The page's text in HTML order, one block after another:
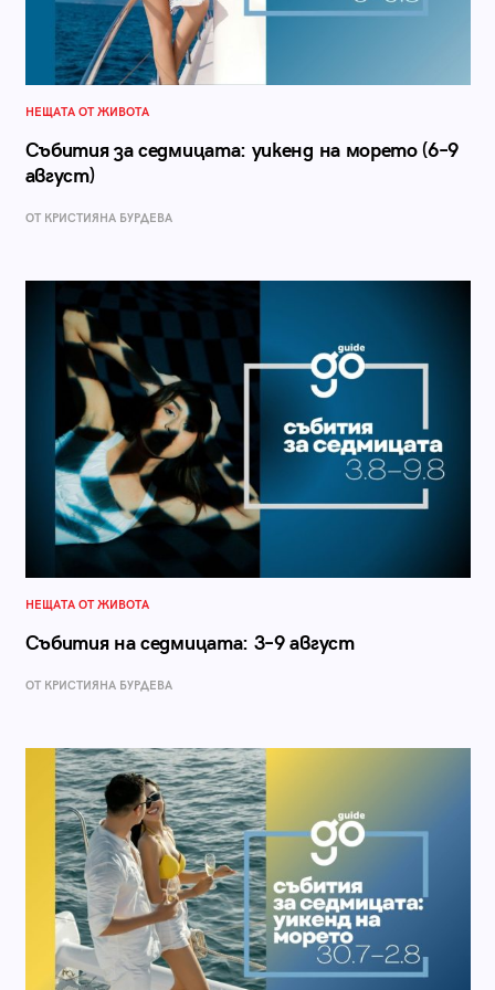
НЕЩАТА ОТ ЖИВОТА
Събития за седмицата: уикенд на морето (6–9
август)
ОТ КРИСТИЯНА БУРДЕВА
НЕЩАТА ОТ ЖИВОТА
Събития на седмицата: 3–9 август
ОТ КРИСТИЯНА БУРДЕВА